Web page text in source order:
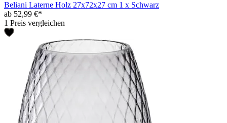
Beliani Laterne Holz 27x72x27 cm 1 x Schwarz
ab 52,99 €*
1 Preis vergleichen